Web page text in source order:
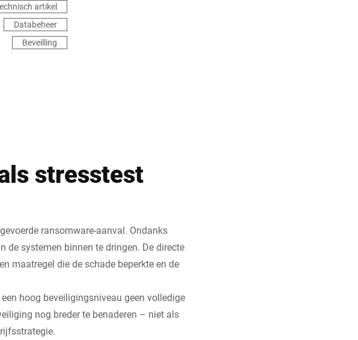
artikel
Databeheer
Beveilling
stresstest
ransomware-aanval. Ondanks
de systemen binnen te dringen. De directe
maatregel die de schade beperkte en de
hoog beveiligingsniveau geen volledige
nog breder te benaderen – niet als